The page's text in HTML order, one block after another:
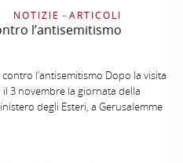
NOTIZIE –ARTICOLI
l’antisemitismo
l’antisemitismo Dopo la visita
3 novembre la giornata della
degli Esteri, a Gerusalemme